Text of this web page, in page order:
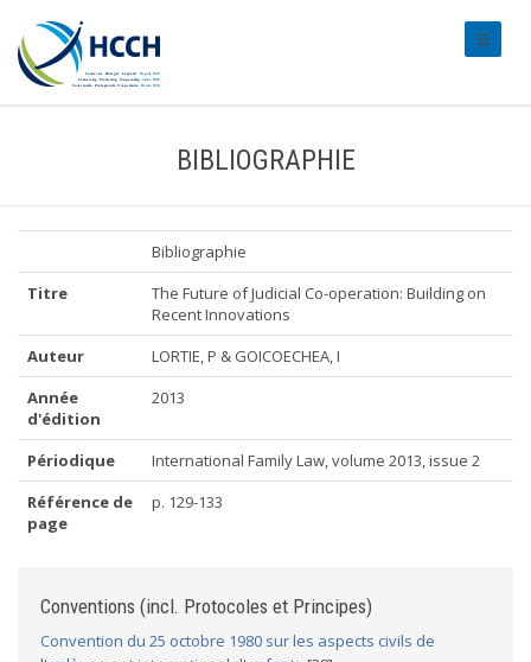
BIBLIOGRAPHIE
Bibliographie
Titre
The Future of Judicial Co-operation: Building on
Recent Innovations
Auteur
LORTIE, P & GOICOECHEA, I
Année
d'édition
2013
Périodique
International Family Law, volume 2013, issue 2
Référence de
page
p. 129-133
Conventions (incl. Protocoles et Principes)
Convention du 25 octobre 1980 sur les aspects civils de